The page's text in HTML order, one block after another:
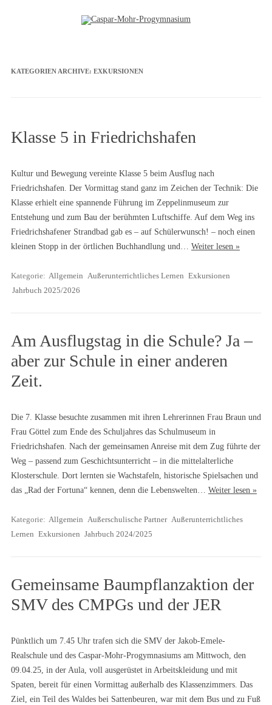
KATEGORIEN ARCHIVE: EXKURSIONEN
Klasse 5 in Friedrichshafen
Kultur und Bewegung vereinte Klasse 5 beim Ausflug nach
Friedrichshafen. Der Vormittag stand ganz im Zeichen der Technik: Die
Klasse erhielt eine spannende Führung im Zeppelinmuseum zur
Entstehung und zum Bau der berühmten Luftschiffe. Auf dem Weg ins
Friedrichshafener Strandbad gab es – auf Schülerwunsch! – noch einen
kleinen Stopp in der örtlichen Buchhandlung und… Weiter lesen »
Kategorie: Allgemein Außerunterrichtliches Lernen Exkursionen
Jahrbuch 2025/2026
Am Ausflugstag in die Schule? Ja –
aber zur Schule in einer anderen
Zeit.
Die 7. Klasse besuchte zusammen mit ihren Lehrerinnen Frau Braun und
Frau Göttel zum Ende des Schuljahres das Schulmuseum in
Friedrichshafen. Nach der gemeinsamen Anreise mit dem Zug führte der
Weg – passend zum Geschichtsunterricht – in die mittelalterliche
Klosterschule. Dort lernten sie Wachstafeln, historische Spielsachen und
das „Rad der Fortuna“ kennen, denn die Lebenswelten… Weiter lesen »
Kategorie: Allgemein Außerschulische Partner Außerunterrichtliches
Lernen Exkursionen Jahrbuch 2024/2025
Gemeinsame Baumpflanzaktion der
SMV des CMPGs und der JER
Pünktlich um 7.45 Uhr trafen sich die SMV der Jakob-Emele-
Realschule und des Caspar-Mohr-Progymnasiums am Mittwoch, den
09.04.25, in der Aula, voll ausgerüstet in Arbeitskleidung und mit
Spaten, bereit für einen Vormittag außerhalb des Klassenzimmers. Das
Ziel, ein Teil des Waldes bei Sattenbeuren, war mit dem Bus und zu Fuß